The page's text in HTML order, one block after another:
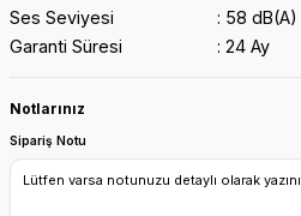
Ses Seviyesi
58 dB(A)
Garanti Süresi
24 Ay
Notlarınız
Sipariş Notu